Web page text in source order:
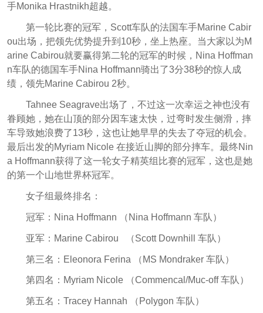
手Monika Hrastnikh超越。
第一轮比赛的冠军，Scott车队的法国车手Marine Cabir
ou出场，把领先优势提升到10秒，坐上热座。 当大家以为M
arine Cabirou就要赢得第二轮的冠军的时候，Nina Hoffman
n车队的德国车手Nina Hoffmann骑出了3分38秒的惊人成
绩，领先Marine Cabirou 2秒。
Tahnee Seagrave出场了，不过这一次幸运之神也没有
眷顾她，她在山顶的部分因车速太快，过弯时发生侧滑，摔
车导致她浪费了13秒，这也让她早早的失去了夺冠的机会。
最后出发的Myriam Nicole 在接近山脚的部分摔车。 最终Nin
a Hoffmann获得了这一轮女子精英组比赛的冠军，这也是她
的第一个山地世界杯冠军。
女子组最终排名：
冠军：Nina Hoffmann （Nina Hoffmann 车队）
亚军：Marine Cabirou （Scott Downhill 车队）
第三名：Eleonora Ferina （MS Mondraker 车队）
第四名：Myriam Nicole （Commencal/Muc-off 车队）
第五名：Tracey Hannah （Polygon 车队）